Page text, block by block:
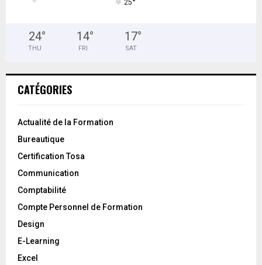
25°
24°
THU
14°
FRI
17°
SAT
CATÉGORIES
Actualité de la Formation
Bureautique
Certification Tosa
Communication
Comptabilité
Compte Personnel de Formation
Design
E-Learning
Excel